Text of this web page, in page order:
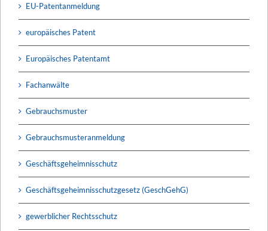
EU-Patentanmeldung
europäisches Patent
Europäisches Patentamt
Fachanwälte
Gebrauchsmuster
Gebrauchsmusteranmeldung
Geschäftsgeheimnisschutz
Geschäftsgeheimnisschutzgesetz (GeschGehG)
gewerblicher Rechtsschutz